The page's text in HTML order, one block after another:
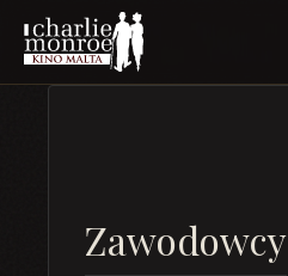
Zawodowcy